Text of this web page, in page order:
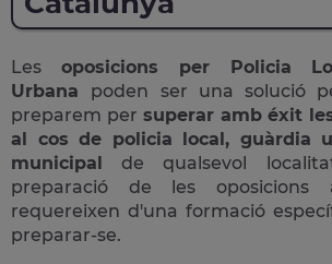
Les oposicions per Policia
Urbana poden ser una solució
preparem per superar amb éxit
al cos de policia local, guàrdia
municipal de qualsevol
preparació de les oposicions
requereixen d'una formació
preparar-se.